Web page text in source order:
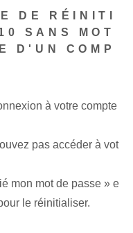
DE RÉINITI
SANS MOT
D'UN COMP
à votre compte
pas accéder à vot
mon mot de passe » e
le réinitialiser.